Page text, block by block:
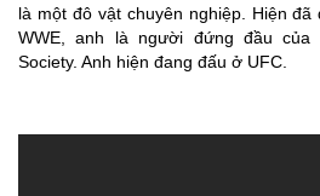
là một đô vật chuyên nghiệp. Hiện
WWE, anh là người đứng đầu của
Society. Anh hiện đang đấu ở UFC.